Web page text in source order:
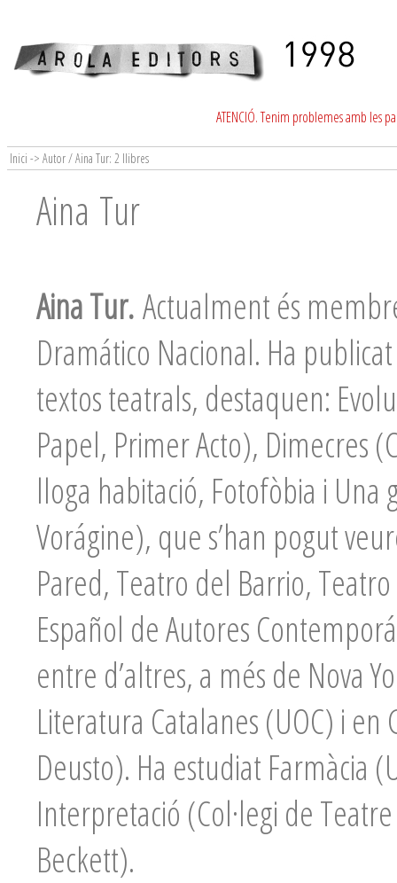
ATENCIÓ. Tenim problemes amb les
Inici -> Autor / Aina Tur: 2 llibres
Aina Tur
Aina Tur.Actualment és
Dramático Nacional. Ha
textos teatrals, destaquen:
Papel, Primer Acto), Dimecres
lloga habitació, Fotofòbia i Una
Vorágine), que s’han pogut
Pared, Teatro del Barrio,
Español de Autores
entre d’altres, a més de Nova
Literatura Catalanes (UOC) i
Deusto). Ha estudiat Farmàcia
Interpretació (Col·legi de
Beckett).